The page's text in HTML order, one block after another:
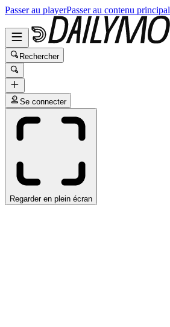
Passer au playerPasser au contenu principal
Rechercher
Se connecter
Regarder en plein écran